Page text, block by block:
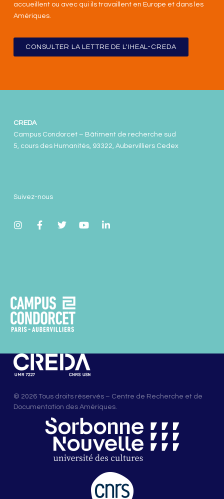
accueillent ou avec qui ils travaillent en Europe et dans les
Amériques.
CONSULTER LA LETTRE DE L'IHEAL-CREDA
© 2026 Tous droits réservés – Centre de Recherche et de
Documentation des Amériques.
CREDA
Campus Condorcet – Bâtiment de recherche sud
5, cours des Humanités, 93322, Aubervilliers Cedex
Suivez-nous